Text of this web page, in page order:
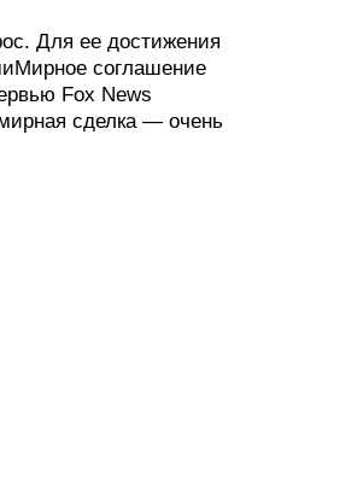
Для ее достижения
соглашение
Fox News
сделка — очень